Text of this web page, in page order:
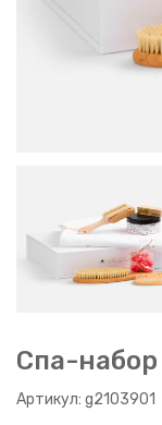
Спа-
Артикул: g2103901